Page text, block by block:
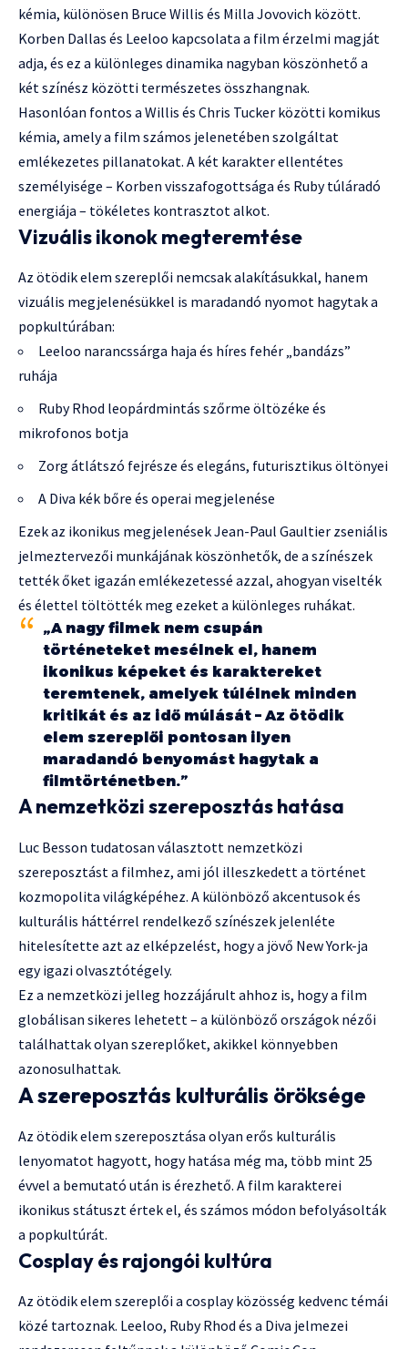
kémia, különösen Bruce Willis és Milla Jovovich között.
Korben Dallas és Leeloo kapcsolata a film érzelmi magját
adja, és ez a különleges dinamika nagyban köszönhető a
két színész közötti természetes összhangnak.
Hasonlóan fontos a Willis és Chris Tucker közötti komikus
kémia, amely a film számos jelenetében szolgáltat
emlékezetes pillanatokat. A két karakter ellentétes
személyisége – Korben visszafogottsága és Ruby túláradó
energiája – tökéletes kontrasztot alkot.
Vizuális ikonok megteremtése
Az ötödik elem szereplői nemcsak alakításukkal, hanem
vizuális megjelenésükkel is maradandó nyomot hagytak a
popkultúrában:
Leeloo narancssárga haja és híres fehér „bandázs”
ruhája
Ruby Rhod leopárdmintás szőrme öltözéke és
mikrofonos botja
Zorg átlátszó fejrésze és elegáns, futurisztikus öltönyei
A Diva kék bőre és operai megjelenése
Ezek az ikonikus megjelenések Jean-Paul Gaultier zseniális
jelmeztervezői munkájának köszönhetők, de a színészek
tették őket igazán emlékezetessé azzal, ahogyan viselték
és élettel töltötték meg ezeket a különleges ruhákat.
„A nagy filmek nem csupán
történeteket mesélnek el, hanem
ikonikus képeket és karaktereket
teremtenek, amelyek túlélnek minden
kritikát és az idő múlását – Az ötödik
elem szereplői pontosan ilyen
maradandó benyomást hagytak a
filmtörténetben.”
A nemzetközi szereposztás hatása
Luc Besson tudatosan választott nemzetközi
szereposztást a filmhez, ami jól illeszkedett a történet
kozmopolita világképéhez. A különböző akcentusok és
kulturális háttérrel rendelkező színészek jelenléte
hitelesítette azt az elképzelést, hogy a jövő New York-ja
egy igazi olvasztótégely.
Ez a nemzetközi jelleg hozzájárult ahhoz is, hogy a film
globálisan sikeres lehetett – a különböző országok nézői
találhattak olyan szereplőket, akikkel könnyebben
azonosulhattak.
A szereposztás kulturális öröksége
Az ötödik elem szereposztása olyan erős kulturális
lenyomatot hagyott, hogy hatása még ma, több mint 25
évvel a bemutató után is érezhető. A film karakterei
ikonikus státuszt értek el, és számos módon befolyásolták
a popkultúrát.
Cosplay és rajongói kultúra
Az ötödik elem szereplői a cosplay közösség kedvenc témái
közé tartoznak. Leeloo, Ruby Rhod és a Diva jelmezei